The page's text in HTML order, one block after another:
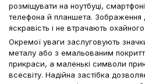
розміщувати на ноутбуці,
телефона й планшета. Зображення
яскравість і не втрачають
Окремої уваги заслуговують
металу або з емальованим
прикраси, а маленькі символи
всесвіту. Надійна застібка